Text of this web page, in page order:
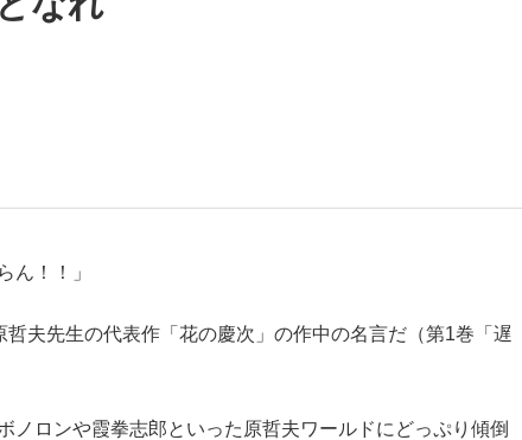
もっと見る
ん！！」
哲夫先生の代表作「花の慶次」の作中の名言だ（第1巻「遅
ロンや霞拳志郎といった原哲夫ワールドにどっぷり傾倒